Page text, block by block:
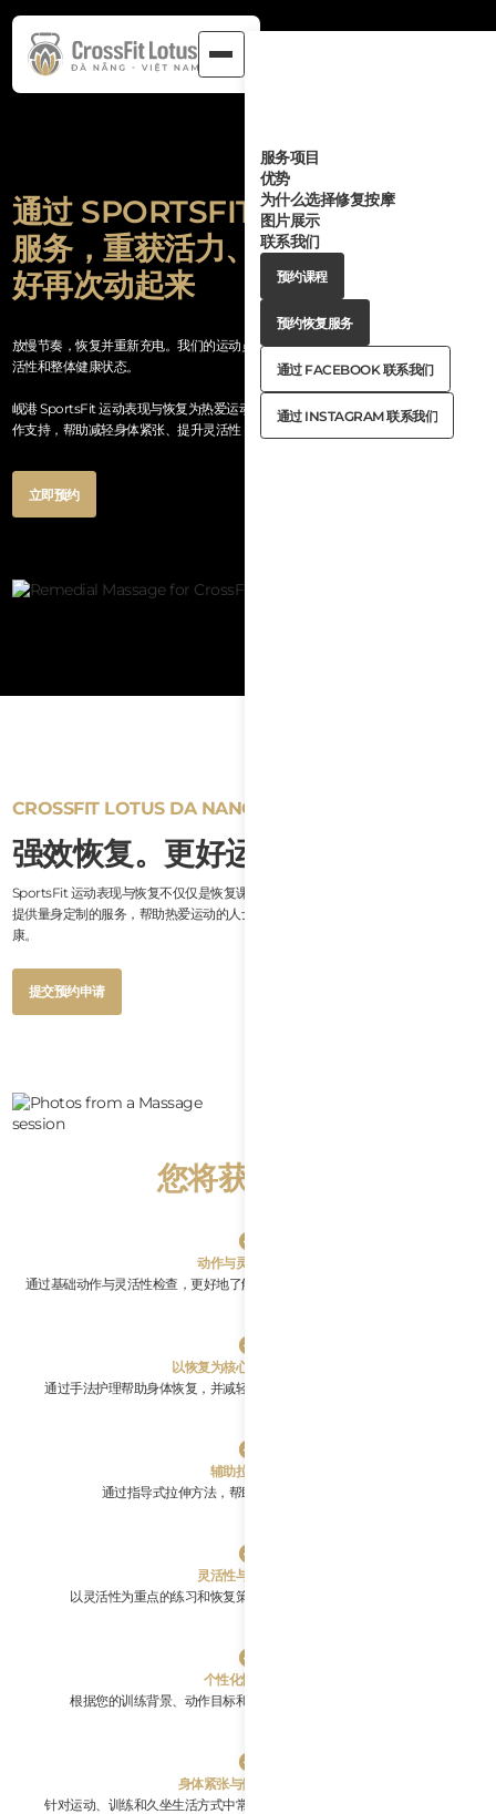
服务项目
优势
为什么选择修复按摩
图片展示
联系我们
Text
Button
Text
预约课程
Text
Button
Text
预约恢复服务
预约恢复服务
Button
Text
通过 FACEBOOK 联系我们
通过 FACEBOOK 联系我们
Button
通过 INSTAGRAM 联系我们
通过 INSTAGRAM 联系我们
通过 SPORTSFIT 运动表现与恢复
服务，重获活力、焕新状态，准备
好再次动起来
放慢节奏，恢复并重新充电。我们的运动员导向恢复课程旨在支持身体活动能力、灵
活性和整体健康状态。
岘港 SportsFit 运动表现与恢复为热爱运动的人士提供以恢复为核心的身体护理和动
作支持，帮助减轻身体紧张、提升灵活性，并支持训练后的恢复。
Button
立即预约
立即预约
CROSSFIT LOTUS DA NANG 的恢复与动作支持
强效恢复。更好运动。
SportsFit 运动表现与恢复不仅仅是恢复课程，更专注于根据个人需求和训练强度，
提供量身定制的服务，帮助热爱运动的人士提升灵活性、促进恢复，并支持身体健
康。
Button
提交预约申请
提交预约申请
您将获得什么
动作与灵活性评估
通过基础动作与灵活性检查，更好地了解身体僵硬、受限或活动度下降的部位。
以恢复为核心的软组织护理
通过手法护理帮助身体恢复，并减轻因训练和日常活动造成的肌肉紧绷感
辅助拉伸技术
通过指导式拉伸方法，帮助提升灵活性和动作质量。
灵活性与恢复训练
以灵活性为重点的练习和恢复策略，支持积极活跃的生活方式。
个性化恢复课程
根据您的训练背景、动作目标和恢复偏好，量身定制恢复课程。
身体紧张与僵硬缓解支持
针对运动、训练和久坐生活方式中常见的过度使用部位，提供重点护理。